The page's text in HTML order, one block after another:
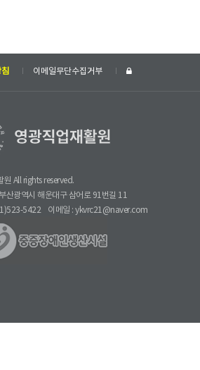
이메일무단수집거부
All rights reserved.
산광역시 해운대구 삼어로 91번길 11
5422 이메일 : ykvrc21@naver.com